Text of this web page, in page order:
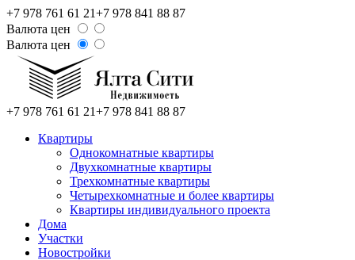
+7 978 761 61 21+7 978 841 88 87
Валюта цен
Валюта цен
+7 978 761 61 21+7 978 841 88 87
Квартиры
Однокомнатные квартиры
Двухкомнатные квартиры
Трехкомнатные квартиры
Четырехкомнатные и более квартиры
Квартиры индивидуального проекта
Дома
Участки
Новостройки